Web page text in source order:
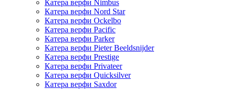
Катера верфи Nimbus
Катера верфи Nord Star
Катера верфи Ockelbo
Катера верфи Pacific
Катера верфи Parker
Катера верфи Pieter Beeldsnijder
Катера верфи Prestige
Катера верфи Privateer
Катера верфи Quicksilver
Катера верфи Saxdor